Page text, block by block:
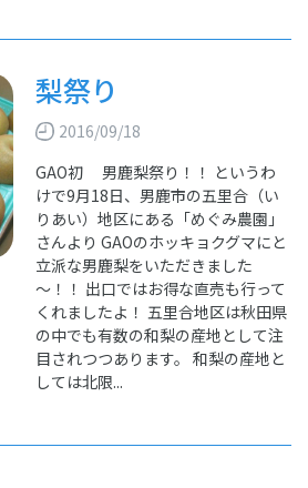
梨祭り
2016/09/18
GAO初 男鹿梨祭り！！ というわ
けで9月18日、男鹿市の五里合（い
りあい）地区にある「めぐみ農園」
さんより GAOのホッキョクグマにと
立派な男鹿梨をいただきました
～！！ 出口ではお得な直売も行って
くれましたよ！ 五里合地区は秋田県
の中でも有数の和梨の産地として注
目されつつあります。 和梨の産地と
しては北限...